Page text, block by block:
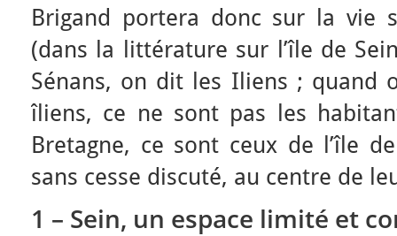
Brigand portera donc sur la vie
(dans la littérature sur l’île de
Sénans, on dit les Iliens ; quand
îliens, ce ne sont pas les
Bretagne, ce sont ceux de l’île
sans cesse discuté, au centre de
1 – Sein, un espace limité et